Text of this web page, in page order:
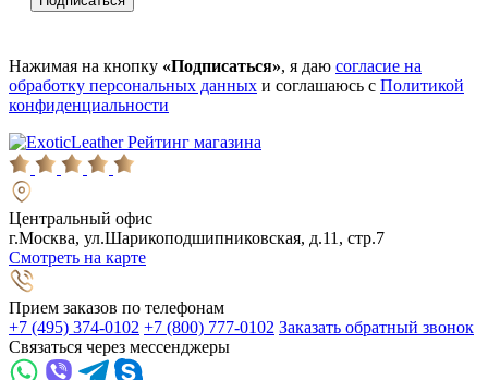
Нажимая на кнопку «Подписаться», я даю согласие на
обработку персональных данных и соглашаюсь с Политикой
конфиденциальности
Рейтинг магазина
Центральный офис
г.Москва, ул.Шарикоподшипниковская, д.11, стр.7
Смотреть на карте
Прием заказов по телефонам
+7 (495) 374-0102 +7 (800) 777-0102 Заказать обратный звонок
Связаться через мессенджеры